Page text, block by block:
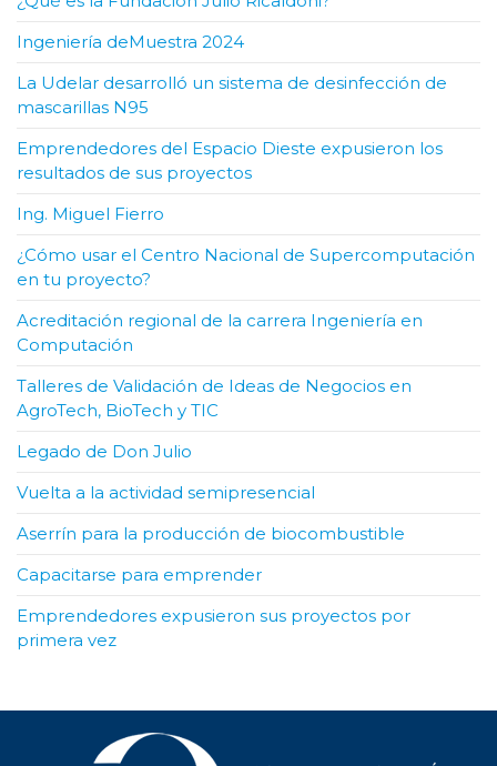
Ingeniería deMuestra 2024
La Udelar desarrolló un sistema de desinfección de
mascarillas N95
Emprendedores del Espacio Dieste expusieron los
resultados de sus proyectos
Ing. Miguel Fierro
¿Cómo usar el Centro Nacional de Supercomputación
en tu proyecto?
Acreditación regional de la carrera Ingeniería en
Computación
Talleres de Validación de Ideas de Negocios en
AgroTech, BioTech y TIC
Legado de Don Julio
Vuelta a la actividad semipresencial
Aserrín para la producción de biocombustible
Capacitarse para emprender
Emprendedores expusieron sus proyectos por
primera vez